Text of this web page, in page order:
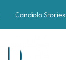
Candiolo Stories